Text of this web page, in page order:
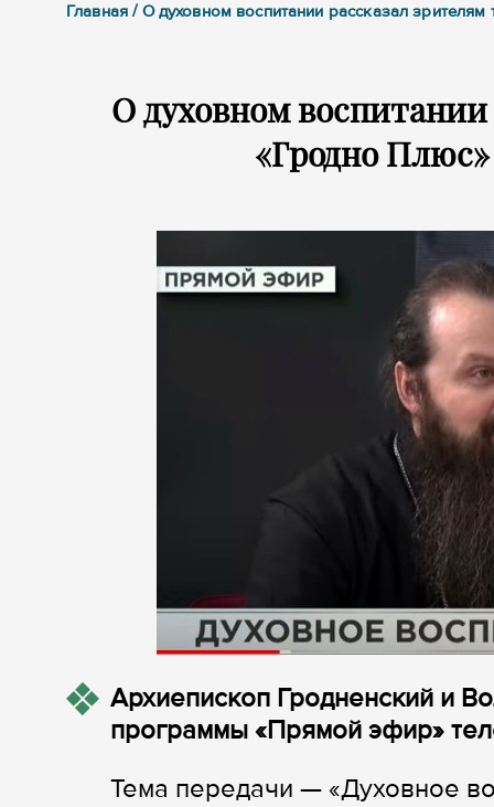
Главная / О духовном воспитании рассказал
О духовном воспитании
«Гродно
Архиепископ Гродненский и
программы «Прямой эфир»
Тема передачи — «Духовное